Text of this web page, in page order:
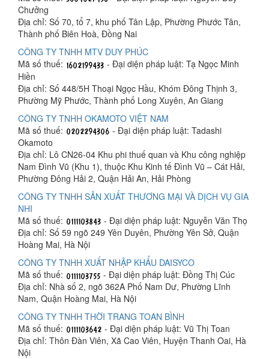
Chưởng
Địa chỉ: Số 70, tổ 7, khu phố Tân Lập, Phường Phước Tân,
Thành phố Biên Hoà, Đồng Nai
CÔNG TY TNHH MTV DUY PHÚC
Mã số thuế:
- Đại diện pháp luật: Tạ Ngọc Minh
Hiền
Địa chỉ: Số 448/5H Thoại Ngọc Hầu, Khóm Đông Thịnh 3,
Phường Mỹ Phước, Thành phố Long Xuyên, An Giang
CÔNG TY TNHH OKAMOTO VIỆT NAM
Mã số thuế:
- Đại diện pháp luật: Tadashi
Okamoto
Địa chỉ: Lô CN26-04 Khu phi thuế quan và Khu công nghiệp
Nam Đình Vũ (Khu 1), thuộc Khu Kinh tế Đình Vũ – Cát Hải,
Phường Đông Hải 2, Quận Hải An, Hải Phòng
CÔNG TY TNHH SẢN XUẤT THƯƠNG MẠI VÀ DỊCH VỤ GIA
NHI
Mã số thuế:
- Đại diện pháp luật: Nguyễn Văn Thọ
Địa chỉ: Số 59 ngõ 249 Yên Duyên, Phường Yên Sở, Quận
Hoàng Mai, Hà Nội
CÔNG TY TNHH XUẤT NHẬP KHẨU DAISYCO
Mã số thuế:
- Đại diện pháp luật: Đồng Thị Cúc
Địa chỉ: Nhà số 2, ngõ 362A Phố Nam Dư, Phường Lĩnh
Nam, Quận Hoàng Mai, Hà Nội
CÔNG TY TNHH THỜI TRANG TOAN BÌNH
Mã số thuế:
- Đại diện pháp luật: Vũ Thị Toan
Địa chỉ: Thôn Đàn Viên, Xã Cao Viên, Huyện Thanh Oai, Hà
Nội